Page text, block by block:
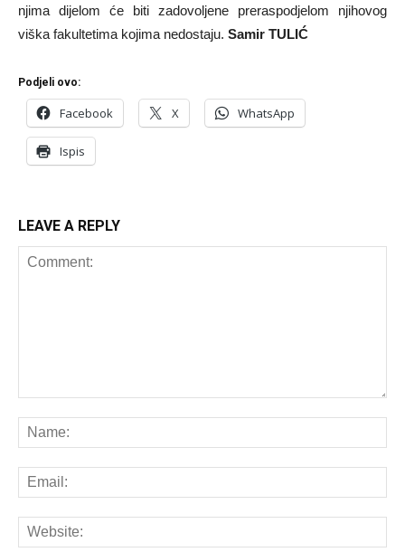
njima dijelom će biti zadovoljene preraspodjelom njihovog
viška fakultetima kojima nedostaju. Samir TULIĆ
Podjeli ovo:
Facebook X WhatsApp
Ispis
LEAVE A REPLY